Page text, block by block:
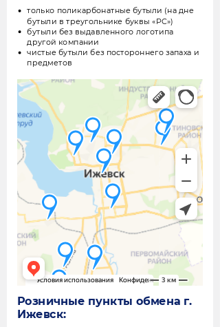
только поликарбонатные бутыли (на дне
бутыли в треугольнике буквы «PC»)
бутыли без выдавленного логотипа
другой компании
чистые бутыли без постороннего запаха и
предметов
Розничные пункты обмена г.
Ижевск: